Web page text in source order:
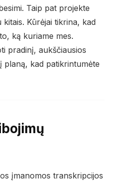
Taip pat projekte
Kūrėjai tikrina, kad
ką kuriame mes.
pradinį, aukščiausios
planą, kad patikrintumėte
įmanomos transkripcijos